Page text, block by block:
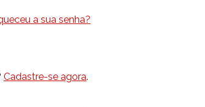
a sua senha?
Cadastre-se agora.